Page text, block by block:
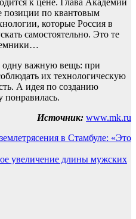
к цене. Глава Академии
позиции по квантовым
которые Россия в
самостоятельно. Это те
одну важную вещь: при
их технологическую
А идея по созданию
понравилась.
Источник: www.mk.ru
в Стамбуле: «Это
увеличение длины мужских